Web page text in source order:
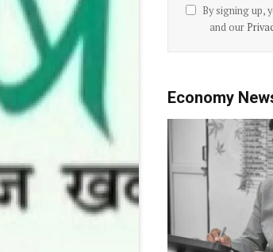
By signing up,
and our
Economy